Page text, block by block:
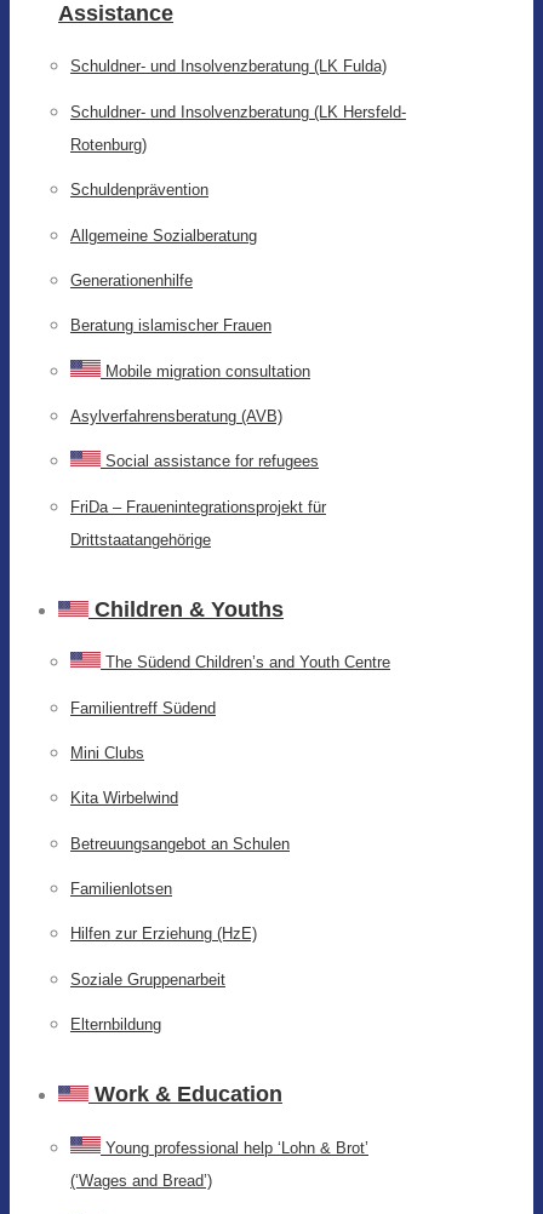
Assistance
Schuldner- und Insolvenzberatung (LK Fulda)
Schuldner- und Insolvenzberatung (LK Hersfeld-
Rotenburg)
Schuldenprävention
Allgemeine Sozialberatung
Generationenhilfe
Beratung islamischer Frauen
Mobile migration consultation
Asylverfahrensberatung (AVB)
Social assistance for refugees
FriDa – Frauenintegrationsprojekt für
Drittstaatangehörige
Children & Youths
The Südend Children’s and Youth Centre
Familientreff Südend
Mini Clubs
Kita Wirbelwind
Betreuungsangebot an Schulen
Familienlotsen
Hilfen zur Erziehung (HzE)
Soziale Gruppenarbeit
Elternbildung
Work & Education
Young professional help ‘Lohn & Brot’
(‘Wages and Bread’)